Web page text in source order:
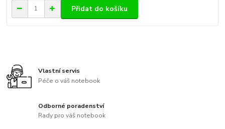
Přidat do košíku
Vlastní servis
Péče o váš notebook
Odborné poradenství
Rady pro váš notebook